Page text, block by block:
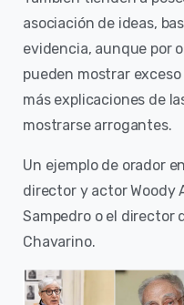
asociación de ideas,
evidencia, aunque por
pueden mostrar
más explicaciones de
mostrarse arrogantes.
Un ejemplo de orador
director y actor Woody
Sampedro o el director
Chavarino.